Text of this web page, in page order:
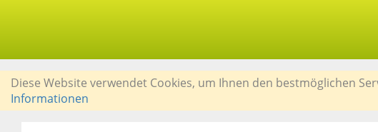
Diese Website verwendet Cookies, um Ihnen den bestmöglichen
Informationen